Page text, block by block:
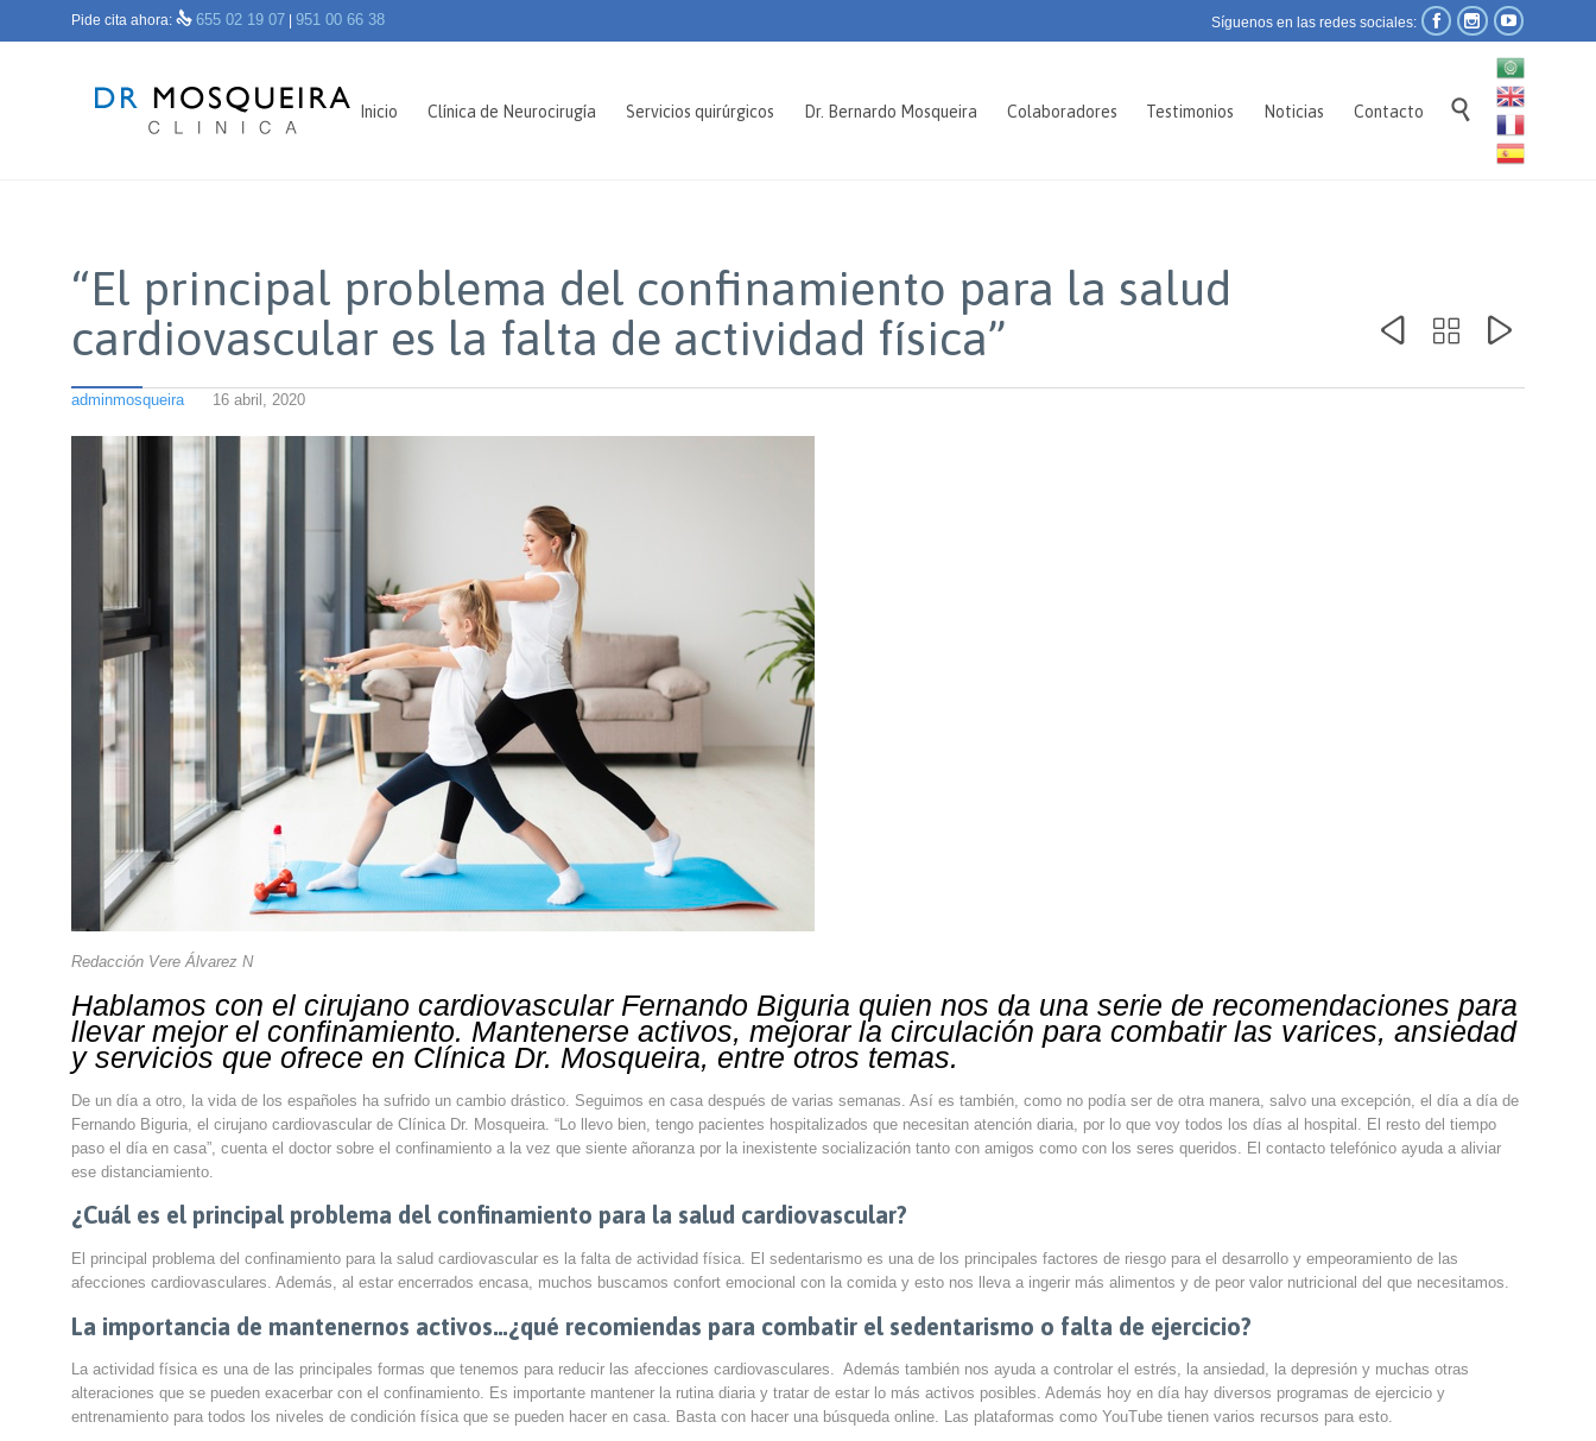
Pide cita ahora:  655 02 19 07 951 00 66 38 Síguenos en las redes sociales:   
Skip
Inicio Clínica de Neurocirugía Servicios quirúrgicos Dr. Bernardo Mosqueira Colaboradores Testimonios Noticias Contacto 
“El principal problema del confinamiento para la salud
cardiovascular es la falta de actividad física”
  
adminmosqueira 16 abril, 2020
Redacción Vere Álvarez N
Hablamos con el cirujano cardiovascular Fernando Biguria quien nos da una serie de recomendaciones para
llevar mejor el confinamiento. Mantenerse activos, mejorar la circulación para combatir las varices, ansiedad
y servicios que ofrece en Clínica Dr. Mosqueira, entre otros temas.
De un día a otro, la vida de los españoles ha sufrido un cambio drástico. Seguimos en casa después de varias semanas. Así es también, como no podía ser de otra manera, salvo una excepción, el día a día de
Fernando Biguria, el cirujano cardiovascular de Clínica Dr. Mosqueira. “Lo llevo bien, tengo pacientes hospitalizados que necesitan atención diaria, por lo que voy todos los días al hospital. El resto del tiempo
paso el día en casa”, cuenta el doctor sobre el confinamiento a la vez que siente añoranza por la inexistente socialización tanto con amigos como con los seres queridos. El contacto telefónico ayuda a aliviar
ese distanciamiento.
¿Cuál es el principal problema del confinamiento para la salud cardiovascular?
El principal problema del confinamiento para la salud cardiovascular es la falta de actividad física. El sedentarismo es una de los principales factores de riesgo para el desarrollo y empeoramiento de las
afecciones cardiovasculares. Además, al estar encerrados encasa, muchos buscamos confort emocional con la comida y esto nos lleva a ingerir más alimentos y de peor valor nutricional del que necesitamos.
La importancia de mantenernos activos…¿qué recomiendas para combatir el sedentarismo o falta de ejercicio?
La actividad física es una de las principales formas que tenemos para reducir las afecciones cardiovasculares. Además también nos ayuda a controlar el estrés, la ansiedad, la depresión y muchas otras
alteraciones que se pueden exacerbar con el confinamiento. Es importante mantener la rutina diaria y tratar de estar lo más activos posibles. Además hoy en día hay diversos programas de ejercicio y
entrenamiento para todos los niveles de condición física que se pueden hacer en casa. Basta con hacer una búsqueda online. Las plataformas como YouTube tienen varios recursos para esto.